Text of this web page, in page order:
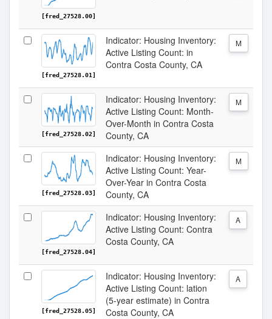
[fred_27528.00]
[fred_27528.01]
Indicator: Housing Inventory:
Active Listing Count: in
Contra Costa County, CA
M
[fred_27528.02]
Indicator: Housing Inventory:
Active Listing Count: Month-
Over-Month in Contra Costa
County, CA
M
[fred_27528.03]
Indicator: Housing Inventory:
Active Listing Count: Year-
Over-Year in Contra Costa
County, CA
M
[fred_27528.04]
Indicator: Housing Inventory:
Active Listing Count: Contra
Costa County, CA
A
[fred_27528.05]
Indicator: Housing Inventory:
Active Listing Count: lation
(5-year estimate) in Contra
Costa County, CA
A